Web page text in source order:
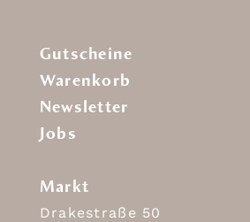
Gutscheine
Warenkorb
Newsletter
Jobs
Markt
Drakestraße 50